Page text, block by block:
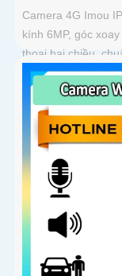
Camera 4G Imou
kính 6MP, góc
thoại hai chiều,
thông minh IMOU